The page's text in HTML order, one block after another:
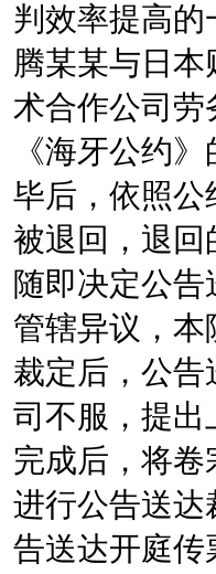
判效率提高的
腾某某与日
术合作公司劳
《海牙公约
毕后，依照公
被退回，退回
随即决定公
管辖异议，
裁定后，公
司不服，提出
完成后，将
进行公告送达
告送达开庭传